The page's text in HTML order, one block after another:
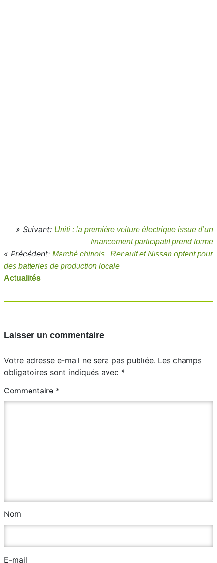
» Suivant: Uniti : la première voiture électrique issue d’un
financement participatif prend forme
« Précédent: Marché chinois : Renault et Nissan optent pour
des batteries de production locale
Actualités
Laisser un commentaire
Votre adresse e-mail ne sera pas publiée. Les champs
obligatoires sont indiqués avec *
Commentaire *
Nom
E-mail